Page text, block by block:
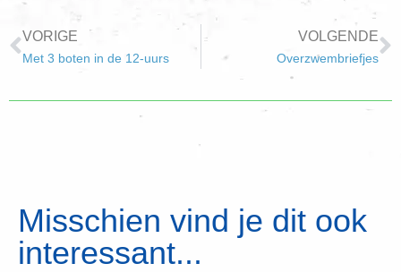
VORIGE
Met 3 boten in de 12-uurs
VOLGENDE
Overzwembriefjes
Misschien vind je dit ook
interessant...